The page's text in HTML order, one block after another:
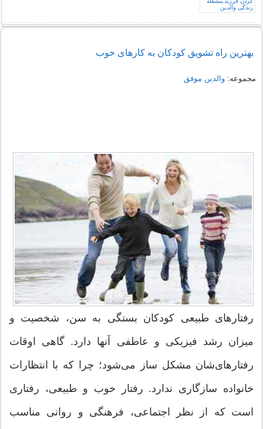
بهترین راه تشویق کودکان به کارهای خوب
مجموعه:والدین موفق
رفتارهای طبیعی کودکان بستگی به سن، شخصیت و
میزان رشد فیزیکی و عاطفی آنها دارد. گاهی اوقات
رفتارهای‌شان مشکل ساز می‌شود؛ چرا که با انتظارات
خانواده سازگاری ندارد. رفتار خوب و طبیعی، رفتاری
است که از نظر اجتماعی، فرهنگی و روانی مناسب